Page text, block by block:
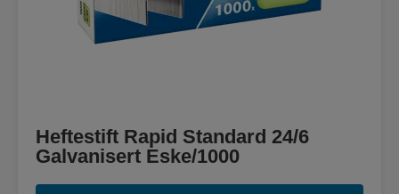
Heftestift Rapid Standard 24/6
Galvanisert Eske/1000